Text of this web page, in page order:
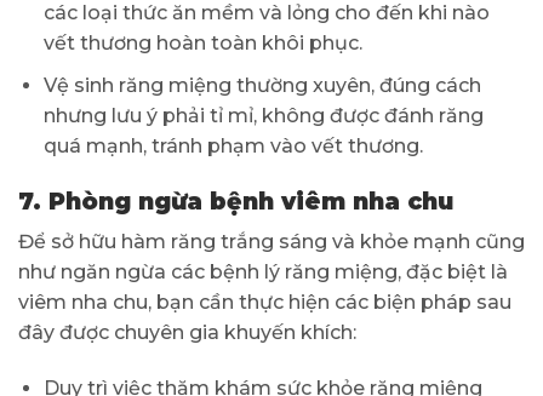
các loại thức ăn mềm và lỏng cho đến khi nào
vết thương hoàn toàn khôi phục.
Vệ sinh răng miệng thường xuyên, đúng cách
nhưng lưu ý phải tỉ mỉ, không được đánh răng
quá mạnh, tránh phạm vào vết thương.
7. Phòng ngừa bệnh viêm nha chu
Để sở hữu hàm răng trắng sáng và khỏe mạnh cũng
như ngăn ngừa các bệnh lý răng miệng, đặc biệt là
viêm nha chu, bạn cần thực hiện các biện pháp sau
đây được chuyên gia khuyến khích:
Duy trì việc thăm khám sức khỏe răng miệng